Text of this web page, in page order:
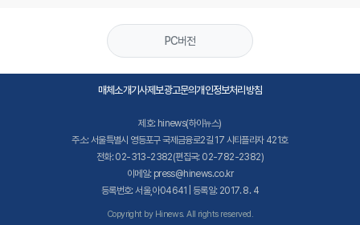
PC버전
매체소개기사제보광고문의개인정보처리방침
제호: hinews(하이뉴스)
주소: 서울특별시 영등포구 국제금융로2길 17 시티플라자 421호
전화: 02-313-2382(편집국: 02-782-2382)
이메일: press@hinews.co.kr
등록번호: 서울,아04641 | 등록일: 2017. 8. 4
Copyright by Hinews. All rights reserved.